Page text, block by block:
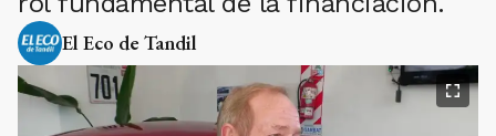
El Eco de Tandil